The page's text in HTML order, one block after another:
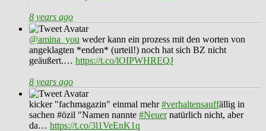
8 years ago
@amina_you weder kann ein prozess mit den worten von
angeklagten *enden* (urteil!) noch hat sich BZ nicht
geäußert.… https://t.co/lOIPWHREQJ
8 years ago
kicker "fachmagazin" einmal mehr#verhaltensauffällig in
sachen #özil "Namen nannte #Neuernatürlich nicht, aber
da… https://t.co/3l1VeEnK1q